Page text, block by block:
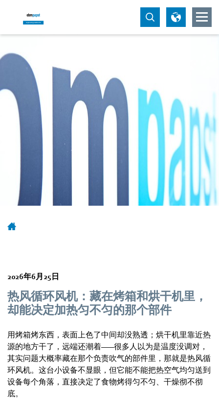
2026年6月25日
热风循环风机：藏在烤箱和烘干机里，
却能决定加热匀不匀的那个部件
用烤箱烤东西，表面上色了中间却没熟透；烘干机里靠近热
源的地方干了，远端还潮着——很多人以为是温度没调对，
其实问题大概率藏在那个负责吹气的部件里，那就是热风循
环风机。这台小设备不显眼，但它能不能把热空气均匀送到
设备每个角落，直接决定了食物烤得匀不匀、干燥彻不彻
底。